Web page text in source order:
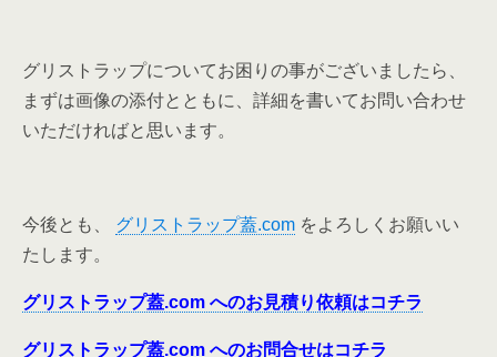
グリストラップについてお困りの事がございましたら、
まずは画像の添付とともに、詳細を書いてお問い合わせ
いただければと思います。
今後とも、 グリストラップ蓋.com をよろしくお願いい
たします。
グリストラップ蓋.com へのお見積り依頼はコチラ
グリストラップ蓋.com へのお問合せはコチラ